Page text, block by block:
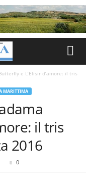
e L’Elisir d’amore: il tris
MARITTIMA
il tris
2016
0